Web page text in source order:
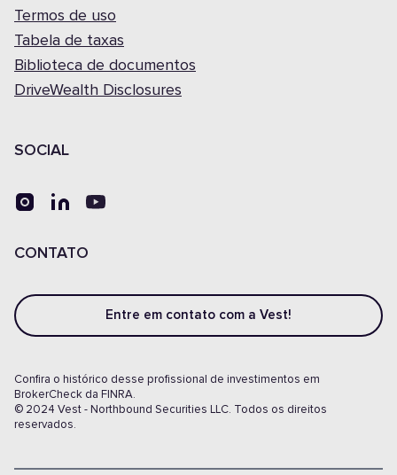
Termos de uso
Tabela de taxas
Biblioteca de documentos
DriveWealth Disclosures
SOCIAL
CONTATO
Entre em contato com a Vest!
Confira o histórico desse profissional de investimentos em
BrokerCheck da FINRA.
© 2024 Vest - Northbound Securities LLC. Todos os direitos
reservados.